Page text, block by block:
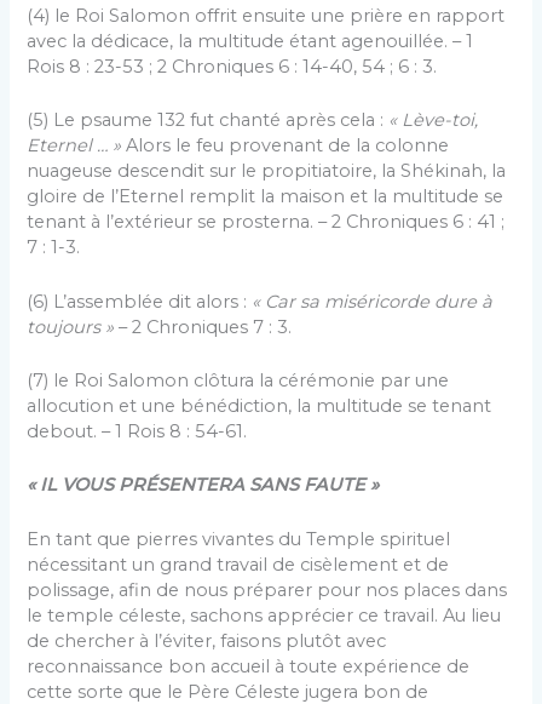
(4) le Roi Salomon offrit ensuite une prière en rapport
avec la dédicace, la multitude étant agenouillée. – 1
Rois 8 : 23-53 ; 2 Chroniques 6 : 14-40, 54 ; 6 : 3.
(5) Le psaume 132 fut chanté après cela : « Lève-toi,
Eternel … » Alors le feu provenant de la colonne
nuageuse descendit sur le propitiatoire, la Shékinah, la
gloire de l’Eternel remplit la maison et la multitude se
tenant à l’extérieur se prosterna. – 2 Chroniques 6 : 41 ;
7 : 1-3.
(6) L’assemblée dit alors : « Car sa miséricorde dure à
toujours » – 2 Chroniques 7 : 3.
(7) le Roi Salomon clôtura la cérémonie par une
allocution et une bénédiction, la multitude se tenant
debout. – 1 Rois 8 : 54-61.
« IL VOUS PRÉSENTERA SANS FAUTE »
En tant que pierres vivantes du Temple spirituel
nécessitant un grand travail de cisèlement et de
polissage, afin de nous préparer pour nos places dans
le temple céleste, sachons apprécier ce travail. Au lieu
de chercher à l’éviter, faisons plutôt avec
reconnaissance bon accueil à toute expérience de
cette sorte que le Père Céleste jugera bon de